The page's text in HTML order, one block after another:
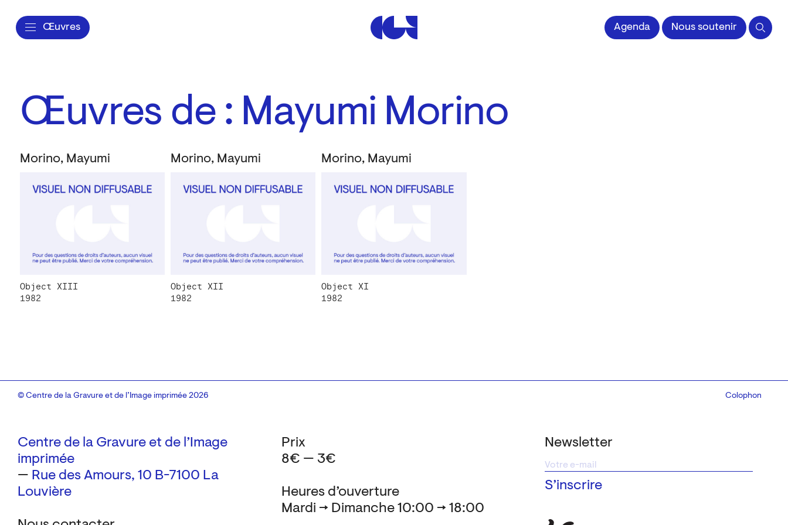
Œuvres Centre de la Gravure et de l'Image impriméeAgenda Nous soutenir
Œuvres de : Mayumi Morino
Morino, Mayumi
Object XIII
1982
Morino, Mayumi
Object XII
1982
Morino, Mayumi
Object XI
1982
Centre de la Gravure et de l’Image
imprimée
— Rue des Amours, 10 B-7100 La
Louvière
Newsletter
Heures d’ouverture
Mardi → Dimanche 10:00 → 18:00
Prix
8€ — 3€
© Centre de la Gravure et de l’Image imprimée 2026 Colophon
Design:Marcel